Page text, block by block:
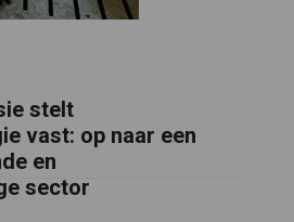
stelt
vast: op naar een
en
sector